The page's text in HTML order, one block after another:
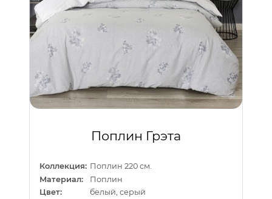
Поплин Грэта
Коллекция: Поплин 220 см.
Материал:
Поплин
Цвет:
белый, серый